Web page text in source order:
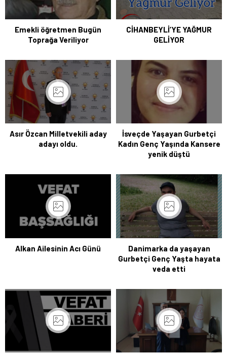
Emekli öğretmen Bugün
Toprağa Veriliyor
CİHANBEYLİ’YE YAĞMUR
GELİYOR
Asır Özcan Milletvekili aday
adayı oldu.
İsveçde Yaşayan Gurbetçi
Kadın Genç Yaşında Kansere
yenik düştü
Alkan Ailesinin Acı Günü
Danimarka da yaşayan
Gurbetçi Genç Yaşta hayata
veda etti